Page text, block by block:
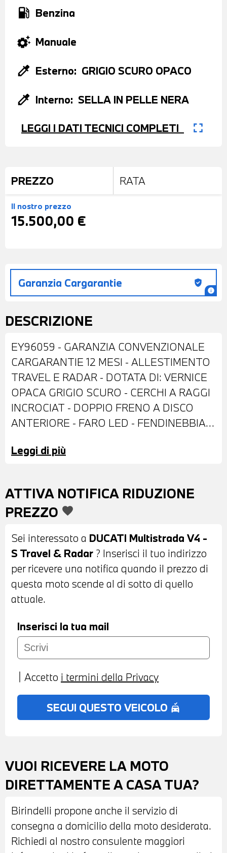
local_gas_station Benzina
settings_suggest Manuale
colorize Esterno: GRIGIO SCURO OPACO
colorize Interno: SELLA IN PELLE NERA
LEGGI I DATI TECNICI COMPLETI fullscreen
PREZZO RATA
Il nostro prezzo
15.500,00 €
Garanzia Cargarantie gpp_good
info
DESCRIZIONE
EY96059 - GARANZIA CONVENZIONALE
CARGARANTIE 12 MESI - ALLESTIMENTO
TRAVEL E RADAR - DOTATA DI: VERNICE
OPACA GRIGIO SCURO - CERCHI A RAGGI
INCROCIAT - DOPPIO FRENO A DISCO
ANTERIORE - FARO LED - FENDINEBBIA
PARAMANI - CAVALLETTO CENTRALE -
CONTROL ADATTIVO - MANOPOLE
RISCALDABILI - SELLA RISCALDABILE -
DIGITALE - POSSIBILITA' DI PERMUTA -
POSSIBILITA' DI FINANZIAMENTO ANCHE
PER L'INTERO IMPORTO
Leggi di più
ATTIVA NOTIFICA RIDUZIONE
PREZZO favorite
Sei interessato a DUCATI Multistrada V4 -
S Travel & Radar ? Inserisci il tuo indirizzo
per ricevere una notifica quando il prezzo di
questa moto scende al di sotto di quello
attuale.
Inserisci la tua mail
Accetto i termini della Privacy
SEGUI QUESTO VEICOLO no_crash
VUOI RICEVERE LA MOTO
DIRETTAMENTE A CASA TUA?
Birindelli propone anche il servizio di
consegna a domicilio della moto desiderata.
Richiedi al nostro consulente maggiori